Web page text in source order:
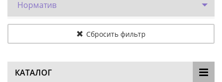
Норматив
Сбросить фильтр
КАТАЛОГ